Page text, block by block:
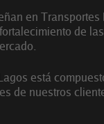
en
de
está
de nuestros